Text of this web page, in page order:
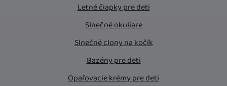
Letné čiapky pre deti
Slnečné okuliare
Slnečné clony na kočík
Bazény pre deti
Opaľovacie krémy pre deti